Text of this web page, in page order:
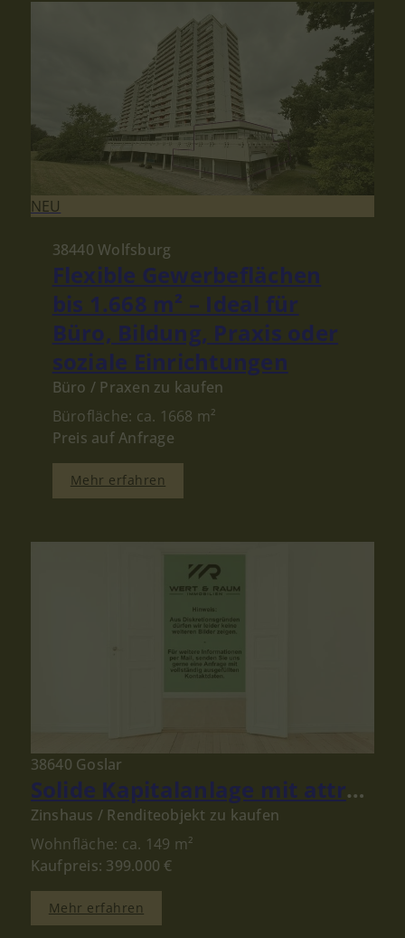
NEU
38440 Wolfsburg
Flexible Gewerbeflächen
bis 1.668 m² – Ideal für
Büro, Bildung, Praxis oder
soziale Einrichtungen
Büro / Praxen zu kaufen
Bürofläche: ca. 1668 m²
Preis auf Anfrage
Mehr erfahren
38640 Goslar
Solide Kapitalanlage mit attraktivem Ertrag in der Goslarer Altstadt
Zinshaus / Renditeobjekt zu kaufen
Wohnfläche: ca. 149 m²
Kaufpreis: 399.000 €
Mehr erfahren